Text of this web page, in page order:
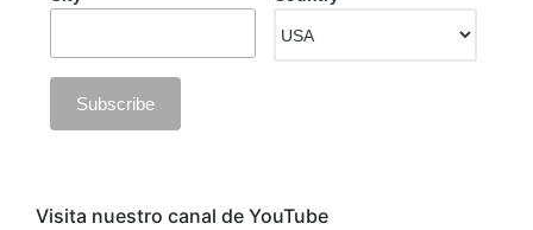
Visita nuestro canal de YouTube